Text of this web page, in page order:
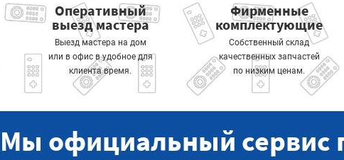
Оперативный
выезд мастера
Выезд мастера на дом
или в офис в удобное для
клиента время.
Фирменные
комплектующие
Собственный склад
качественных запчастей
по низким ценам.
Мы официальный сервис